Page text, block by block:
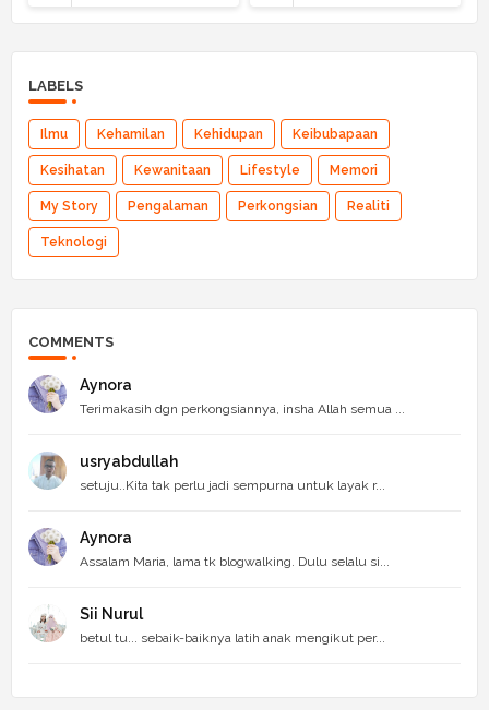
LABELS
Ilmu Kehamilan Kehidupan Keibubapaan
Kesihatan Kewanitaan Lifestyle Memori
My Story Pengalaman Perkongsian Realiti
Teknologi
COMMENTS
Aynora
Terimakasih dgn perkongsiannya, insha Allah semua ...
usryabdullah
setuju..Kita tak perlu jadi sempurna untuk layak r...
Aynora
Assalam Maria, lama tk blogwalking. Dulu selalu si...
Sii Nurul
betul tu... sebaik-baiknya latih anak mengikut per...